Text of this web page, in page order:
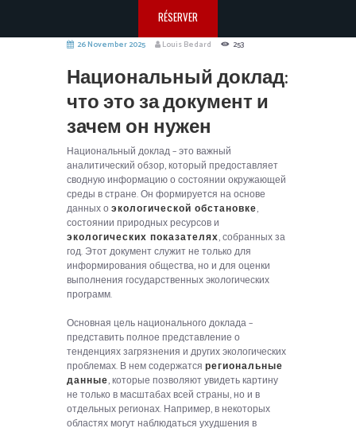
RÉSERVER
26 November 2025 Louis Bedard 253
Национальный доклад:
что это за документ и
зачем он нужен
Национальный доклад – это важный
аналитический обзор, который предоставляет
сводную информацию о состоянии окружающей
среды в стране. Он формируется на основе
данных о экологической обстановке,
состоянии природных ресурсов и
экологических показателях, собранных за
год. Этот документ служит не только для
информирования общества, но и для оценки
выполнения государственных экологических
программ.
Основная цель национального доклада –
представить полное представление о
тенденциях загрязнения и других экологических
проблемах. В нем содержатся региональные
данные, которые позволяют увидеть картину
не только в масштабах всей страны, но и в
отдельных регионах. Например, в некоторых
областях могут наблюдаться ухудшения в